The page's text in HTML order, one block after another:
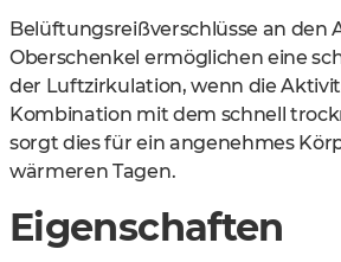
Belüftungsreißverschlüsse an den
Oberschenkel ermöglichen eine
der Luftzirkulation, wenn die
Kombination mit dem schnell
sorgt dies für ein angenehmes
wärmeren Tagen.
Eigenschaften